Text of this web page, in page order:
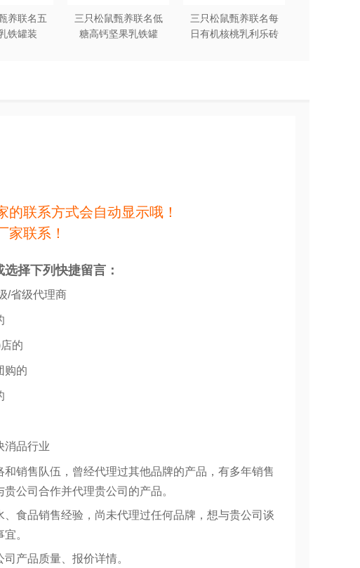
养联名五
铁罐装
三只松鼠甄养联名低
糖高钙坚果乳铁罐
三只松鼠甄养联名每
日有机核桃乳利乐砖
的联系方式会自动显示哦！
家联系！
择下列快捷留言：
/省级代理商
的
购的
消品行业
和销售队伍，曾经代理过其他品牌的产品，有多年销售
公司合作并代理贵公司的产品。
、食品销售经验，尚未代理过任何品牌，想与贵公司谈
。
产品质量、报价详情。